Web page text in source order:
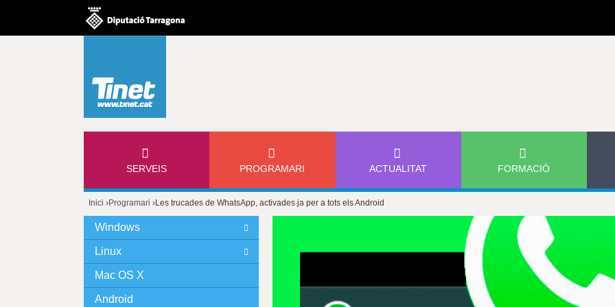
E
N
SERVEIS PROGRAMARI ACTUALITAT FORMACIÓ
Esteu
aquí
Inici ›Programari ›Les trucades de WhatsApp, activades ja per a tots els Android
Windows
Linux
Mac OS X
Android